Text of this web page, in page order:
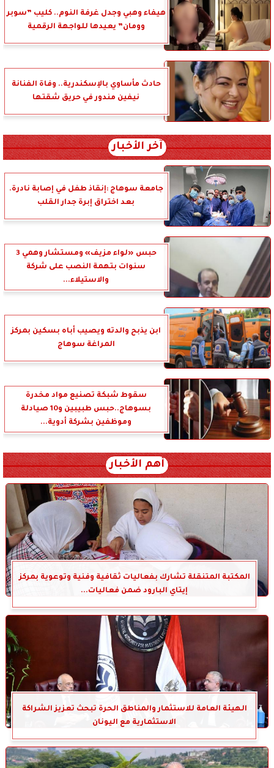
هيفاء وهبي وجدل غرفة النوم.. كليب ”سوبر
وومان” يعيدها للواجهة الرقمية
حادث مأساوي بالإسكندرية.. وفاة الفنانة
نيفين مندور في حريق شقتها
آخر الأخبار
جامعة سوهاج :إنقاذ طفل في إصابة نادرة.
بعد اختراق إبرة جدار القلب
حبس «لواء مزيف» ومستشار وهمي 3
سنوات بتهمة النصب على شركة
والاستيلاء...
ابن يذبح والدته ويصيب أباه بسكين بمركز
المراغة سوهاج
سقوط شبكة تصنيع مواد مخدرة
بسوهاج..حبس طبيبين و10 صيادلة
وموظفين بشركة أدوية...
أهم الأخبار
المكتبة المتنقلة تشارك بفعاليات ثقافية وفنية وتوعوية بمركز
إيتاي البارود ضمن فعاليات...
الهيئة العامة للاستثمار والمناطق الحرة تبحث تعزيز الشراكة
الاستثمارية مع اليونان